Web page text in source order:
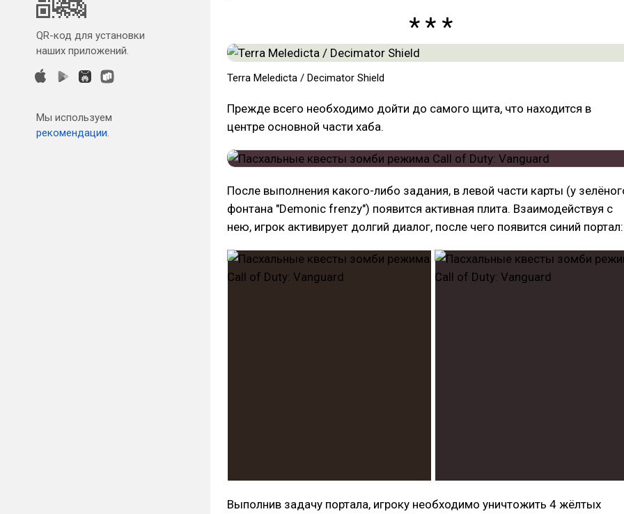
QR-код для установки
наших приложений.
Мы используем
рекомендации.
Terra Meledicta / Decimator Shield
Прежде всего необходимо дойти до самого щита, что находится в
центре основной части хаба.
После выполнения какого-либо задания, в левой части карты (у
фонтана "Demonic frenzy") появится активная плита. Взаимодействуя с
нею, игрок активирует долгий диалог, после чего появится синий портал:
Выполнив задачу портала, игроку необходимо уничтожить 4 жёлтых